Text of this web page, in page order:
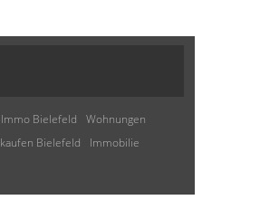
Immo Bielefeld
Wohnungen
kaufen Bielefeld
Immobilie